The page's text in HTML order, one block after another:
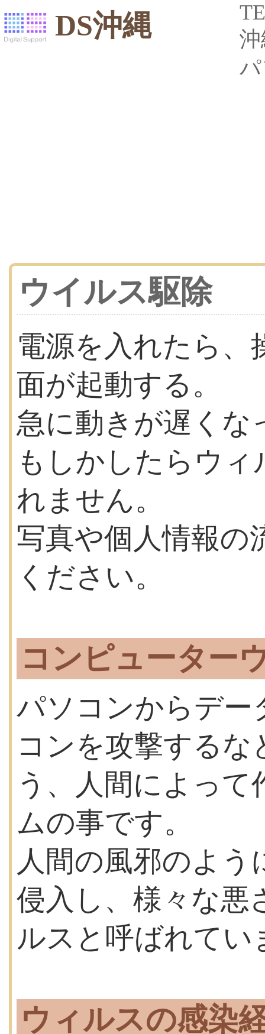
DS沖縄
ウイルス駆除
電源を入れたら、
面が起動する。
急に動きが遅くな
もしかしたらウ
れません。
写真や個人情報の
ください。
コンピューター
パソコンからデー
コンを攻撃する
う、人間によっ
ムの事です。
人間の風邪のよう
侵入し、様々な悪
ルスと呼ばれてい
ウィルスの感染